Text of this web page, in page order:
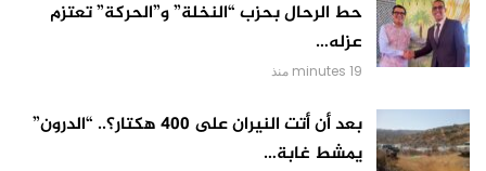
حط الرحال بحزب “النخلة” و”الحركة” تعتزم
عزله…
19 minutes منذ
بعد أن أتت النيران على 400 هكتار؟.. “الدرون”
يمشط غابة…